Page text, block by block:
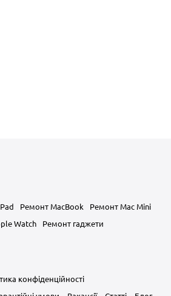
Ремонт MacBook
Ремонт Mac Mini
Watch Ремонт гаджети
конфіденційності